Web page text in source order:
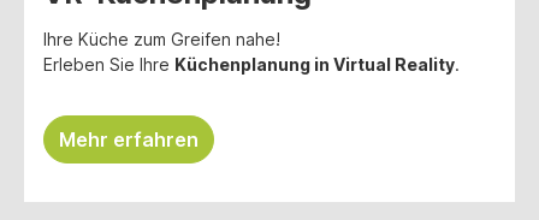
Ihre Küche zum Greifen nahe!
Erleben Sie Ihre Küchenplanung in Virtual Reality.
Mehr erfahren